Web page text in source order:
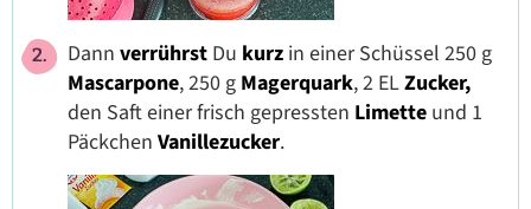
Dann verrührst Du kurz in einer Schüssel 250 g
Mascarpone, 250 g Magerquark, 2 ELZucker,
den Saft einer frisch gepressten Limette und 1
Päckchen Vanillezucker.